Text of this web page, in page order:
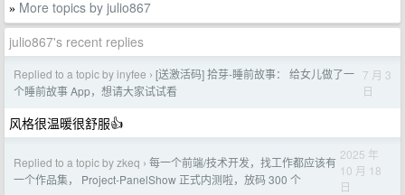
» More topics by julio867
julio867's recent replies
Replied to a topic by inyfee › [送激活码] 拾芽-睡前故事： 给女儿做了一
个睡前故事 App，想请大家试试看
7 月 3
日
风格很温暖很舒服👍
Replied to a topic by zkeq › 每一个前端/技术开发，找工作都应该有
一个作品集， Project-PanelShow 正式内测啦，放码 300 个
2025 年
10 月 18
日